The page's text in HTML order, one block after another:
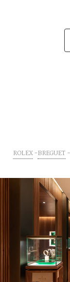
ROLEX BREGUET